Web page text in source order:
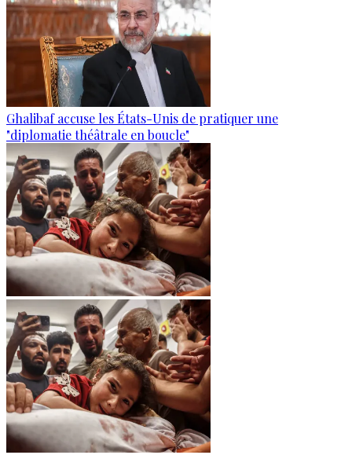
Ghalibaf accuse les États-Unis de pratiquer une
"diplomatie théâtrale en boucle"